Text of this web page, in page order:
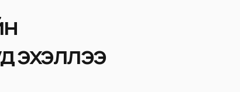
эхэллээ